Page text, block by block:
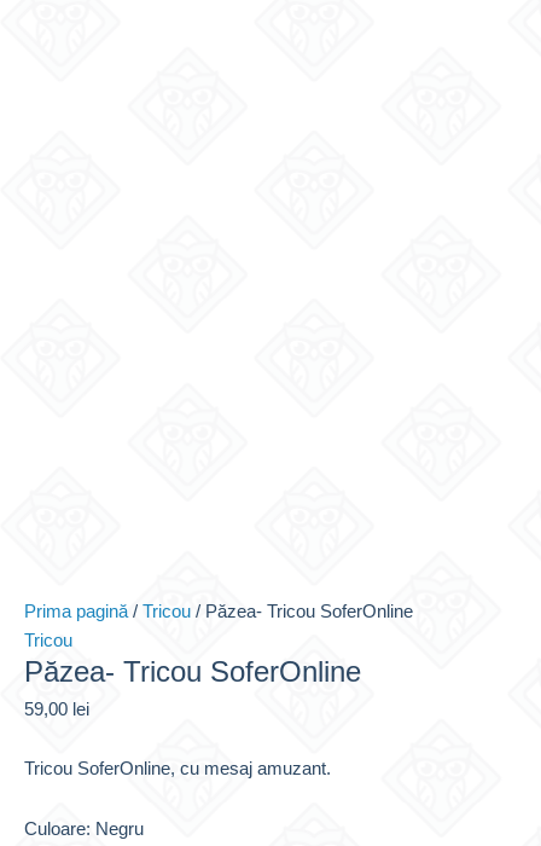
Prima pagină / Tricou / Păzea- Tricou SoferOnline
Tricou
Păzea- Tricou SoferOnline
59,00 lei
Tricou SoferOnline, cu mesaj amuzant.
Culoare: Negru